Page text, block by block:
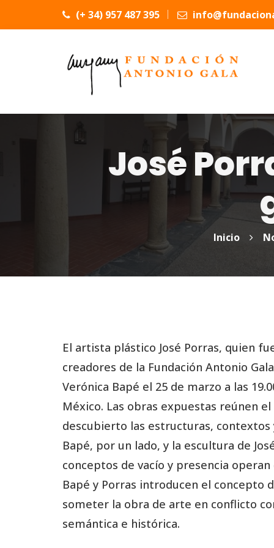
(+ 34) 957 487 395
José
Inicio
El artista plástico José Porras, quien
creadores de la Fundación Antonio
Verónica Bapé el 25 de marzo a las
México. Las obras expuestas reúnen
descubierto las estructuras, contextos
Bapé, por un lado, y la escultura de
conceptos de vacío y presencia
Bapé y Porras introducen el
someter la obra de arte en conflicto
semántica e histórica.